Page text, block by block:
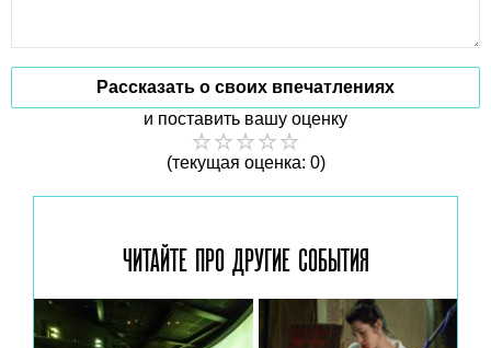
Рассказать о своих впечатлениях
и поставить вашу оценку
(текущая оценка: 0)
ЧИТАЙТЕ ПРО ДРУГИЕ СОБЫТИЯ